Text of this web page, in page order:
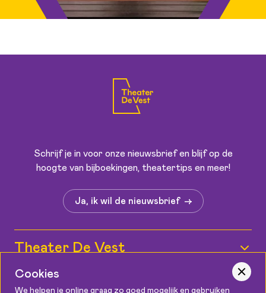
Schrijf je in voor onze nieuwsbrief en blijf op de
hoogte van bijboekingen, theatertips en meer!
Ja, ik wil de nieuwsbrief
Theater De Vest
Wie zijn wij?
Informatie
Cookies
We helpen je online graag zo goed mogelijk en gebruiken